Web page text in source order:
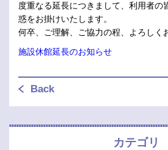
度重なる延長につきまして、利用者の
惑をお掛けいたします。
何卒、ご理解、ご協力の程、よろしく
施設休館延長のお知らせ
Back
カテゴリ